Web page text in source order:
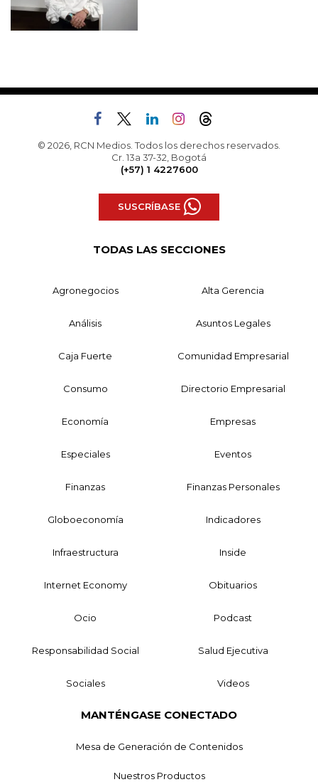
© 2026, RCN Medios. Todos los derechos reservados.
Cr. 13a 37-32, Bogotá
(+57) 1 4227600
SUSCRÍBASE
TODAS LAS SECCIONES
Agronegocios Alta Gerencia
Análisis Asuntos Legales
Caja Fuerte Comunidad Empresarial
Consumo Directorio Empresarial
Economía Empresas
Especiales Eventos
Finanzas Finanzas Personales
Globoeconomía Indicadores
Infraestructura Inside
Internet Economy Obituarios
Ocio Podcast
Responsabilidad Social Salud Ejecutiva
Sociales Videos
MANTÉNGASE CONECTADO
Mesa de Generación de Contenidos
Nuestros Productos